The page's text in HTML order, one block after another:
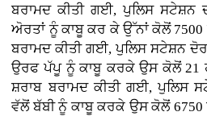
ਬਰਾਮਦ ਕੀਤੀ ਗਈ, ਪੁਲਿਸ ਸਟੇਸ਼ਨ
ਅੋਰਤਾਂ ਨੂੰ ਕਾਬੂ ਕਰ ਕੇ ਉੱਨਾਂ ਕੋਲੋਂ 7500
ਬਰਾਮਦ ਕੀਤੀ ਗਈ, ਪੁਲਿਸ ਸਟੇਸ਼ਨ
ਉਰਫ ਪੱਪੂ ਨੂੰ ਕਾਬੂ ਕਰਕੇ ਉਸ ਕੋਲੋਂ 21
ਸ਼ਰਾਬ ਬਰਾਮਦ ਕੀਤੀ ਗਈ, ਪੁਲਿਸ
ਵੱਲੋਂ ਬੱਬੀ ਨੂੰ ਕਾਬੂ ਕਰਕੇ ਉਸ ਕੋਲੋਂ 6750